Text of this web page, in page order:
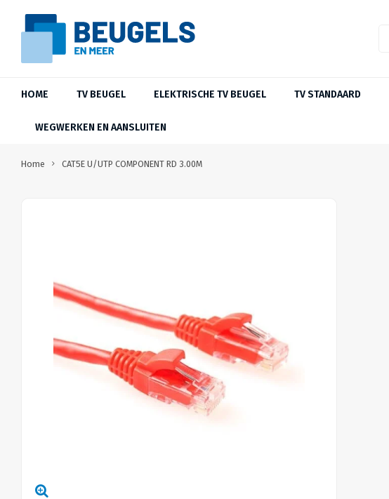
HOME TV BEUGEL ELEKTRISCHE TV BEUGEL TV STANDAARD
WEGWERKEN EN AANSLUITEN
Home CAT5E U/UTP COMPONENT RD 3.00M